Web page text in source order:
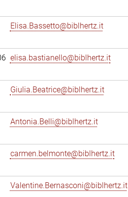
Elisa.Bassetto@biblhertz.it
elisa.bastianello@biblhertz.it
Giulia.Beatrice@biblhertz.it
Antonia.Belli@biblhertz.it
carmen.belmonte@biblhertz.it
Valentine.Bernasconi@biblhertz.it